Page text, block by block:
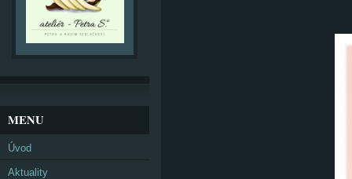
MENU
Úvod
Aktuality